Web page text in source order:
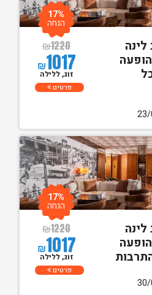
₪1220
₪1017
17%
הנחה
זוג, ללילה
פרטים
₪1220
₪1017
17%
הנחה
זוג, ללילה
פרטים